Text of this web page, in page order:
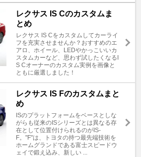
レクサス IS Cのカスタムま
とめ
レクサス IS Cをカスタムしてカーライ
フを充実させませんか？おすすめのエ
アロ、ホイール、LEDやかっこいいカ
スタムカーなど、思わず試したくなるI
S Cオーナーのカスタム実例を画像と
ともに厳選しました！
レクサス IS Fのカスタムまと
め
ISのプラットフォームをベースとしな
がらも従来のISシリーズとは異なる存
在として位置付けられるのがIS-
F。"F"は、トヨタの持つ最先端技術を
ホームグランドである富士スピードウ
ェイで鍛え込み、新しい ...